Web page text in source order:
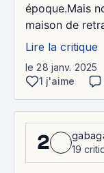
époque.Mais
maison de
Lire la critique
le 28 janv. 2025
1 j'aime
2
19